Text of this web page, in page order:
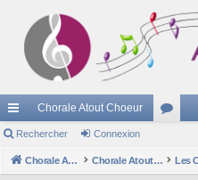
cc
ès
Chorale Atout Choeur
u
Rechercher Connexion
Chorale Atout Choeur Chorale Atout Choeur